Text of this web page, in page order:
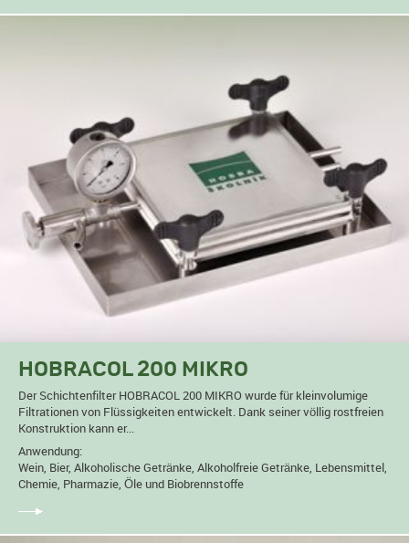
HOBRACOL 200 MIKRO
Der Schichtenfilter HOBRACOL 200 MIKRO wurde für kleinvolumige
Filtrationen von Flüssigkeiten entwickelt. Dank seiner völlig rostfreien
Konstruktion kann er...
Anwendung:
Wein, Bier, Alkoholische Getränke, Alkoholfreie Getränke, Lebensmittel,
Chemie, Pharmazie, Öle und Biobrennstoffe